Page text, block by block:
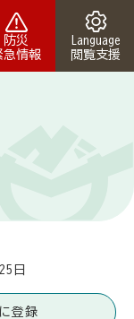
防災
急情報
Language
閲覧支援
日
登録